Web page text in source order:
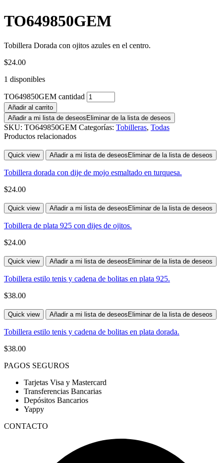
TO649850GEM
Tobillera Dorada con ojitos azules en el centro.
$24.00
1 disponibles
TO649850GEM cantidad
Añadir al carrito
Añadir a mi lista de deseos Eliminar de la lista de deseos
SKU: TO649850GEM Categorías: Tobilleras, Todas
Productos relacionados
Quick view Añadir a mi lista de deseos Eliminar de la lista de deseos
Tobillera dorada con dije de mojo esmaltado en turquesa.
$24.00
Quick view Añadir a mi lista de deseos Eliminar de la lista de deseos
Tobillera de plata 925 con dijes de ojitos.
$24.00
Quick view Añadir a mi lista de deseos Eliminar de la lista de deseos
Tobillera estilo tenis y cadena de bolitas en plata 925.
$38.00
Quick view Añadir a mi lista de deseos Eliminar de la lista de deseos
Tobillera estilo tenis y cadena de bolitas en plata dorada.
$38.00
PAGOS SEGUROS
Tarjetas Visa y Mastercard
Transferencias Bancarias
Depósitos Bancarios
Yappy
CONTACTO